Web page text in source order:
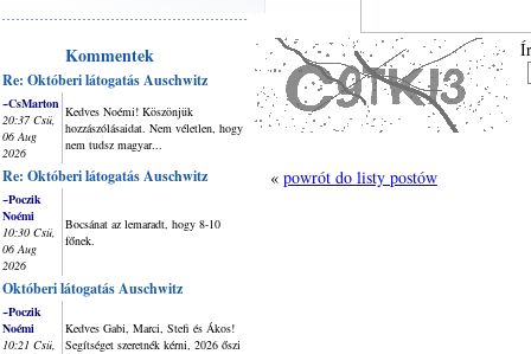
Kommentek
Re: Októberi látogatás Auschwitz
~CsMarton
20:37 Csü,
06 Aug
2026
Kedves Noémi! Köszönjük
hozzászólásaidat. Nem véletlen, hogy
nem tudsz magyar...
Re: Októberi látogatás Auschwitz
~Poczik
Noémi
10:30 Csü,
06 Aug
2026
Bocsánat az lemaradt, hogy 8-10
főnek.
Októberi látogatás Auschwitz
~Poczik
Noémi
10:21 Csü,
Kedves Gabi, Marci, Stefi és Ákos!
Segítséget szeretnék kérni, 2026 őszi
« powrót do listy postów